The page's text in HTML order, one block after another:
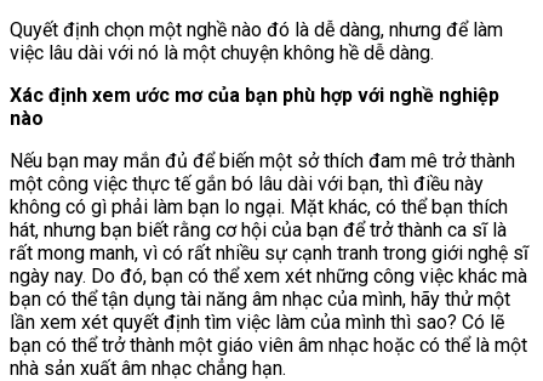
Quyết định chọn một nghề nào đó là dễ dàng, nhưng để làm
việc lâu dài với nó là một chuyện không hề dễ dàng.
Xác định xem ước mơ của bạn phù hợp với nghề nghiệp
nào
Nếu bạn may mắn đủ để biến một sở thích đam mê trở thành
một công việc thực tế gắn bó lâu dài với bạn, thì điều này
không có gì phải làm bạn lo ngại. Mặt khác, có thể bạn thích
hát, nhưng bạn biết rằng cơ hội của bạn để trở thành ca sĩ là
rất mong manh, vì có rất nhiều sự cạnh tranh trong giới nghệ sĩ
ngày nay. Do đó, bạn có thể xem xét những công việc khác mà
bạn có thể tận dụng tài năng âm nhạc của mình, hãy thử một
lần xem xét quyết định tìm việc làm của mình thì sao? Có lẽ
bạn có thể trở thành một giáo viên âm nhạc hoặc có thể là một
nhà sản xuất âm nhạc chẳng hạn.